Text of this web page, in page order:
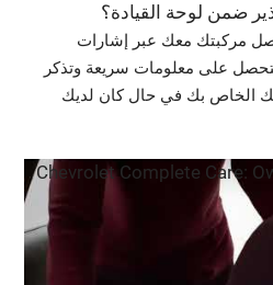
ضمن لوحة القيادة؟
مركبتك معك عبر إشارات
على معلومات سريعة وتذكر
الخاص بك في حال كان لديك